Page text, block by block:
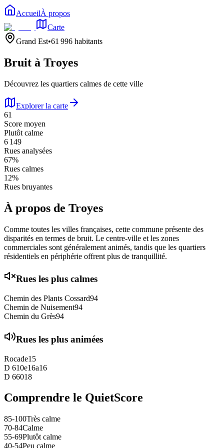
AccueilÀ propos
Carte
Grand Est•61 996 habitants
Bruit à Troyes
Découvrez les quartiers calmes de cette ville
Explorer la carte
61
Score moyen
Plutôt calme
6 149
Rues analysées
67%
Rues calmes
12%
Rues bruyantes
À propos de Troyes
Comme toutes les villes françaises, cette commune présente des
disparités en termes de bruit. Le centre-ville et les zones
commerciales sont généralement animés, tandis que les quartiers
résidentiels en périphérie offrent plus de tranquillité.
Rues les plus calmes
Chemin des Plants Cossard94
Chemin de Nuisement94
Chemin du Grès94
Rues les plus animées
Rocade15
D 610e16a16
D 66018
Comprendre le QuietScore
85-100Très calme
70-84Calme
55-69Plutôt calme
40-54Peu calme